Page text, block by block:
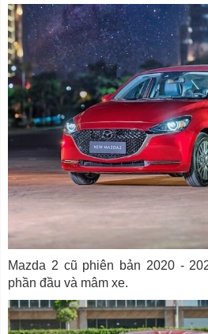
Mazda 2 cũ phiên bản 2020 -
phần đầu và mâm xe.